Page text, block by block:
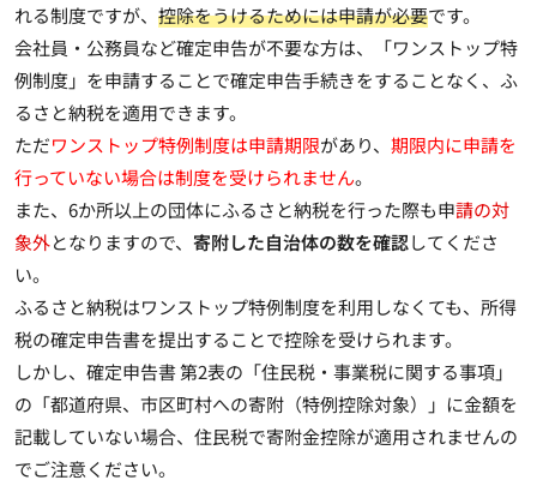
れる制度ですが、 控除をうけるためには申請が必要です。
会社員・公務員など確定申告が不要な方は、「ワンストップ特
例制度」を申請することで確定申告手続きをすることなく、ふ
るさと納税を適用できます。
ただワンストップ特例制度は申請期限があり、 期限内に申請を
行っていない場合は制度を受けられません。
また、6か所以上の団体にふるさと納税を行った際も申請の対
象外となりますので、 寄附した自治体の数を確認してくださ
い。
ふるさと納税はワンストップ特例制度を利用しなくても、所得
税の確定申告書を提出することで控除を受けられます。
しかし、確定申告書 第2表の「住民税・事業税に関する事項」
の「都道府県、市区町村への寄附（特例控除対象）」に金額を
記載していない場合、住民税で寄附金控除が適用されませんの
でご注意ください。